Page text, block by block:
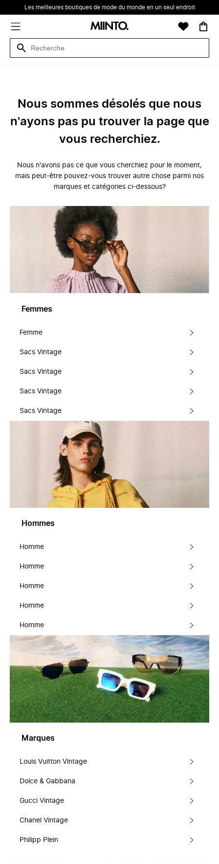
Les meilleures boutiques de mode du monde en un seul endroit
Nous sommes désolés que nous
n'ayons pas pu trouver la page que
vous recherchiez.
Nous n'avons pas ce que vous cherchiez pour le moment,
mais peut-être pouvez-vous trouver autre chose parmi nos
marques et catégories ci-dessous?
Femmes
Femme
Sacs Vintage
Sacs Vintage
Sacs Vintage
Sacs Vintage
Hommes
Homme
Homme
Homme
Homme
Homme
Marques
Louis Vuitton Vintage
Dolce & Gabbana
Gucci Vintage
Chanel Vintage
Philipp Plein